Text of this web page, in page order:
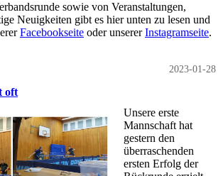
sowie von Veranstaltungen,
Neuigkeiten gibt es hier unten zu lesen und
Facebookseite oder unsererInstagramseite.
2023-01-28
oft
Unsere erste
Mannschaft hat
gestern den
überraschenden
ersten Erfolg der